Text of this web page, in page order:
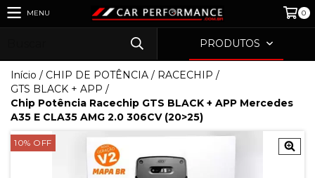
MENU 0
PRODUTOS
Início / CHIP DE POTÊNCIA / RACECHIP /
GTS BLACK + APP /
Chip Potência Racechip GTS BLACK + APP Mercedes
A35 E CLA35 AMG 2.0 306CV (20>25)
10% OFF